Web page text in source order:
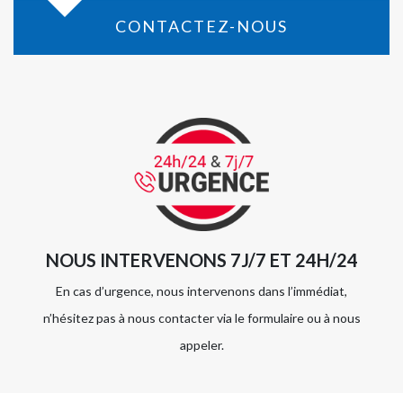
CONTACTEZ-NOUS
NOUS INTERVENONS 7J/7 ET 24H/24
En cas d’urgence, nous intervenons dans l’immédiat,
n’hésitez pas à nous contacter via le formulaire ou à nous
appeler.